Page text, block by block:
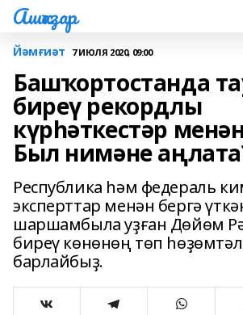
Ашҡаҙар
Йәмғиәт 7 ИЮЛЯ 2020, 09:00
Башҡортостанда
биреү рекордлы
күрһәткестәр
Был нимәне
Республика һәм федераль
эксперттар менән бергә
шаршамбыла уҙған Дөйөм
биреү көнөнөң төп
барлайбыҙ.